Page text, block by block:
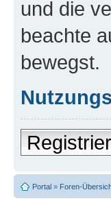
und die
beachte
bewegst.
Portal » Foren-